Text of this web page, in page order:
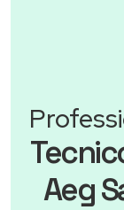
Aeg